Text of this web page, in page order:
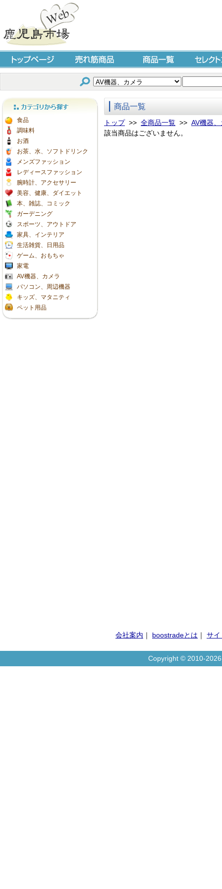
トップページ 売れ筋商品 商品一覧 セレクト
カテゴリから探す
食品
調味料
お酒
お茶、水、ソフトドリンク
メンズファッション
レディースファッション
腕時計、アクセサリー
美容、健康、ダイエット
本、雑誌、コミック
ガーデニング
スポーツ、アウトドア
家具、インテリア
生活雑貨、日用品
ゲーム、おもちゃ
家電
AV機器、カメラ
パソコン、周辺機器
キッズ、マタニティ
ペット用品
商品一覧
トップ>> 全商品一覧 >> AV機器
該当商品はございません。
会社案内 ｜ boostradeとは ｜ サイ
Copyright © 2010-